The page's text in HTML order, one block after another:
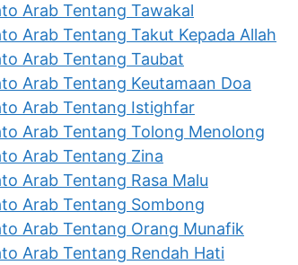
Arab Tentang Tawakal
Arab Tentang Takut Kepada Allah
Arab Tentang Taubat
Arab Tentang Keutamaan Doa
Arab Tentang Istighfar
Arab Tentang Tolong Menolong
Arab Tentang Zina
Arab Tentang Rasa Malu
Arab Tentang Sombong
Arab Tentang Orang Munafik
Arab Tentang Rendah Hati